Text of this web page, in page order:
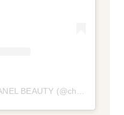
Ein Beitrag geteilt von CHANEL BEAUTY (@chanel.beauty)